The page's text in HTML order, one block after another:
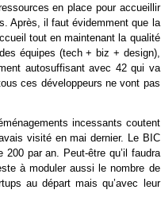
en place pour accueillir
Après, il faut évidemment que la
tout en maintenant la qualité
équipes (tech + biz + design),
autosuffisant avec 42 qui va
ces développeurs ne vont pas
incessants coutent
visité en mai dernier. Le BIC
par an. Peut-être qu’il faudra
à moduler aussi le nombre de
au départ mais qu’avec leur